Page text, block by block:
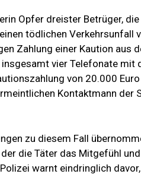
Opfer dreister Betrüger,
tödlichen Verkehrsunfall
Zahlung einer Kaution aus
vier Telefonate mit
von 20.000
Kontaktmann der
zu diesem Fall
die Täter das Mitgefühl
warnt eindringlich